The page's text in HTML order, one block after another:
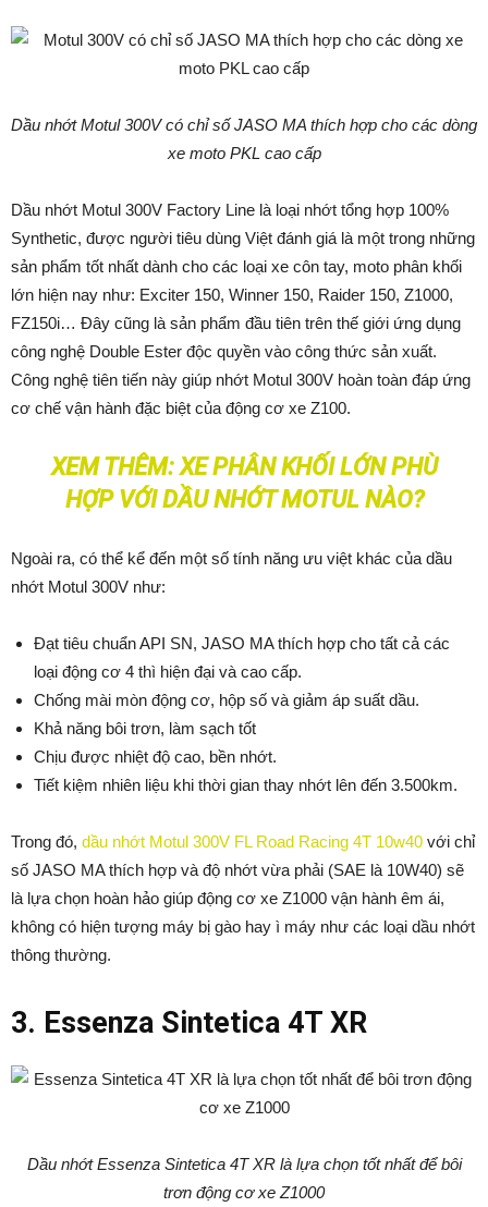
Dầu nhớt Motul 300V có chỉ số JASO MA thích hợp cho các dòng
xe moto PKL cao cấp
Dầu nhớt Motul 300V Factory Line là loại nhớt tổng hợp 100%
Synthetic, được người tiêu dùng Việt đánh giá là một trong những
sản phẩm tốt nhất dành cho các loại xe côn tay, moto phân khối
lớn hiện nay như: Exciter 150, Winner 150, Raider 150, Z1000,
FZ150i… Đây cũng là sản phẩm đầu tiên trên thế giới ứng dụng
công nghệ Double Ester độc quyền vào công thức sản xuất.
Công nghệ tiên tiến này giúp nhớt Motul 300V hoàn toàn đáp ứng
cơ chế vận hành đặc biệt của động cơ xe Z100.
XEM THÊM:XE PHÂN KHỐI LỚN PHÙ
HỢP VỚI DẦU NHỚT MOTUL NÀO?
Ngoài ra, có thể kể đến một số tính năng ưu việt khác của dầu
nhớt Motul 300V như:
Đạt tiêu chuẩn API SN, JASO MA thích hợp cho tất cả các
loại động cơ 4 thì hiện đại và cao cấp.
Chống mài mòn động cơ, hộp số và giảm áp suất dầu.
Khả năng bôi trơn, làm sạch tốt
Chịu được nhiệt độ cao, bền nhớt.
Tiết kiệm nhiên liệu khi thời gian thay nhớt lên đến 3.500km.
Trong đó, dầu nhớt Motul 300V FL Road Racing 4T 10w40 với chỉ
số JASO MA thích hợp và độ nhớt vừa phải (SAE là 10W40) sẽ
là lựa chọn hoàn hảo giúp động cơ xe Z1000 vận hành êm ái,
không có hiện tượng máy bị gào hay ì máy như các loại dầu nhớt
thông thường.
3. Essenza Sintetica 4T XR
Dầu nhớt Essenza Sintetica 4T XR là lựa chọn tốt nhất để bôi
trơn động cơ xe Z1000